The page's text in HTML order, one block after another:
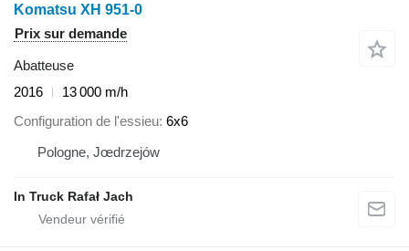
Komatsu XH 951-0
Prix sur demande
Abatteuse
2016
13 000 m/h
Configuration de l'essieu 6x6
Pologne, Jœdrzejów
In Truck Rafał Jach